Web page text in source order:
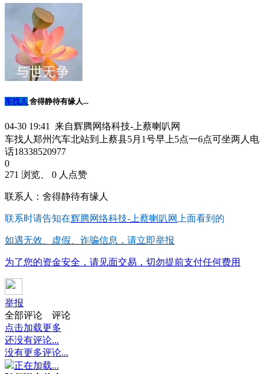
车找人 舍得静待有缘人...
04-30 19:41 来自辉腾网络科技-上蔡喇叭网
车找人郑州汽车北站到上蔡县5月1号早上5点一6点可坐两人电
话18338520977
0
271 浏览、 0 人点赞
联系人：舍得静待有缘人
联系时请告知在辉腾网络科技-上蔡喇叭网 上面看到的
如遇无效、虚假、诈骗信息，请立即举报
为了您的资金安全，请见面交易，切勿提前支付任何费用
举报
全部评论
评论
点击加载更多
还没有评论...
没有更多评论...
正在加载...